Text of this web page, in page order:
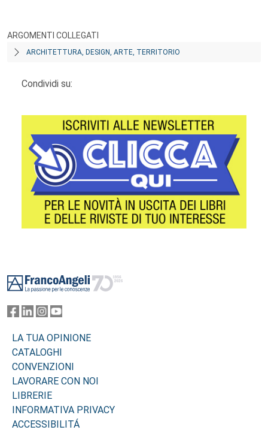
ARGOMENTI COLLEGATI
ARCHITETTURA, DESIGN, ARTE, TERRITORIO
Condividi su:
LA TUA OPINIONE
CATALOGHI
CONVENZIONI
LAVORARE CON NOI
LIBRERIE
INFORMATIVA PRIVACY
ACCESSIBILITÁ